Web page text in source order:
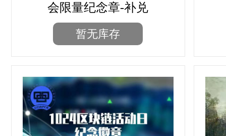
会限量纪念章-补兑
暂无库存